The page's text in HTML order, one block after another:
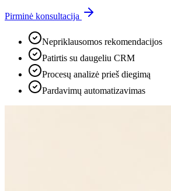
Pirminė konsultacija
Nepriklausomos rekomendacijos
Patirtis su daugeliu CRM
Procesų analizė prieš diegimą
Pardavimų automatizavimas